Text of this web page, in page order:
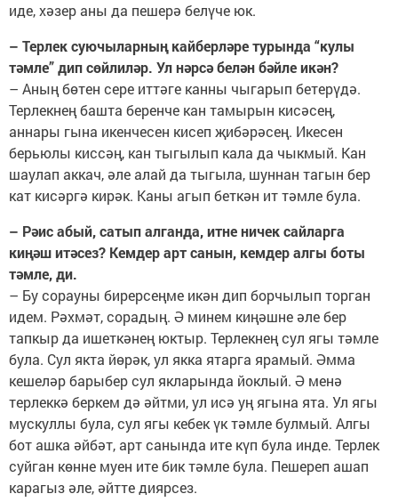
иде, хәзер аны да пешерә белүче юк.
– Терлек суючыларның кайберләре турында “кулы
тәмле” дип сөйлиләр. Ул нәрсә белән бәйле икән?
– Аның бөтен сере иттәге канны чыгарып бетерүдә.
Терлекнең башта беренче кан тамырын кисәсең,
аннары гына икенчесен кисеп җибәрәсең. Икесен
берьюлы киссәң, кан тыгылып кала да чыкмый. Кан
шаулап аккач, әле алай да тыгыла, шуннан тагын бер
кат кисәргә кирәк. Каны агып беткән ит тәмле була.
– Рәис абый, сатып алганда, итне ничек сайларга
киңәш итәсез? Кемдер арт санын, кемдер алгы боты
тәмле, ди.
– Бу сорауны бирерсеңме икән дип борчылып торган
идем. Рәхмәт, сорадың. Ә минем киңәшне әле бер
тапкыр да ишеткәнең юктыр. Терлекнең сул ягы тәмле
була. Сул якта йөрәк, ул якка ятарга ярамый. Әмма
кешеләр барыбер сул якларында йоклый. Ә менә
терлеккә беркем дә әйтми, ул исә уң ягына ята. Ул ягы
мускуллы була, сул ягы кебек үк тәмле булмый. Алгы
бот ашка әйбәт, арт санында ите күп була инде. Терлек
суйган көнне муен ите бик тәмле була. Пешереп ашап
карагыз әле, әйтте диярсез.